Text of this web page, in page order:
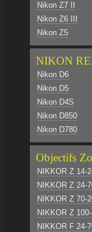
Nikon Z7 II
Nikon Z6 III
Nikon Z5
NIKON
Nikon D6
Nikon D5
Nikon D4S
Nikon D850
Nikon D780
Objectifs
NIKKOR Z 14-
NIKKOR Z 24-
NIKKOR Z 70-
NIKKOR Z
NIKKOR F 24-